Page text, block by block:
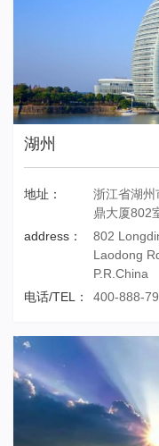
湖州
地址：
浙江省湖州
鼎大厦802
address：
802
Laodong
P.R.China
电话/TEL：
400-888-